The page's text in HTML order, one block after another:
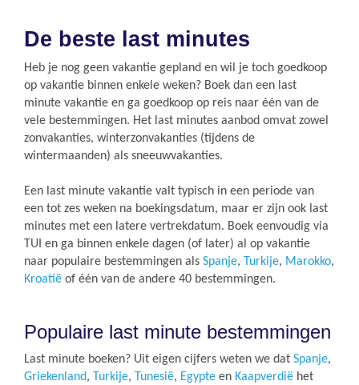
De beste last minutes
Heb je nog geen vakantie gepland en wil je toch goedkoop
op vakantie binnen enkele weken? Boek dan een last
minute vakantie en ga goedkoop op reis naar één van de
vele bestemmingen. Het last minutes aanbod omvat zowel
zonvakanties, winterzonvakanties (tijdens de
wintermaanden) als sneeuwvakanties.
Een last minute vakantie valt typisch in een periode van
een tot zes weken na boekingsdatum, maar er zijn ook last
minutes met een latere vertrekdatum. Boek eenvoudig via
TUI en ga binnen enkele dagen (of later) al op vakantie
naar populaire bestemmingen als Spanje, Turkije, Marokko,
Kroatië of één van de andere 40 bestemmingen.
Populaire last minute bestemmingen
Last minute boeken? Uit eigen cijfers weten we dat Spanje,
Griekenland, Turkije, Tunesië, Egypte en Kaapverdië het